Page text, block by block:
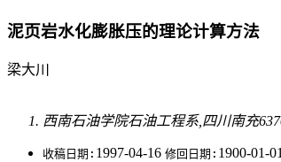
泥页岩水化膨胀压的理论计算方法
梁大川
西南石油学院石油工程系,四川南充
收稿日期: 1997-04-16 修回日期: 1900-01-